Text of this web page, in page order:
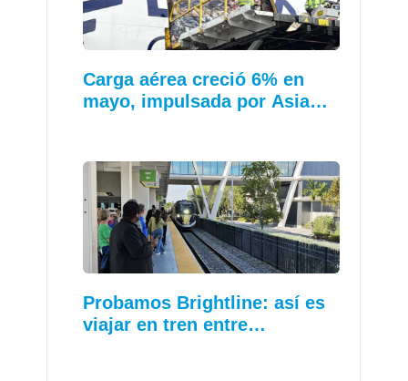
Carga aérea creció 6% en
mayo, impulsada por Asia…
Probamos Brightline: así es
viajar en tren entre…